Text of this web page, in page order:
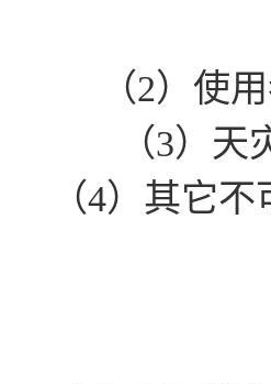
（2）使
（3）
（4）其它